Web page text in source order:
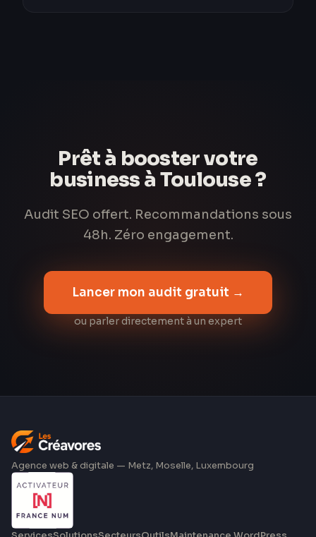
Prêt à booster votre
business à Toulouse ?
Audit SEO offert. Recommandations sous
48h. Zéro engagement.
Lancer mon audit gratuit →
ou parler directement à un expert
Agence web & digitale — Metz, Moselle, Luxembourg